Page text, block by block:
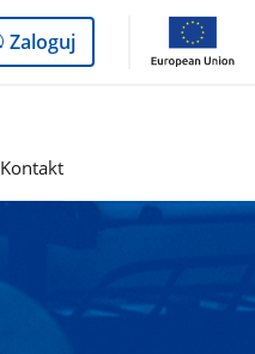
Logowanie
do
Zaloguj
Kontakt